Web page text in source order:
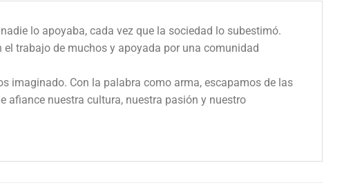
lo apoyaba, cada vez que la sociedad lo subestimó.
trabajo de muchos y apoyada por una comunidad
imaginado. Con la palabra como arma, escapamos de las
afiance nuestra cultura, nuestra pasión y nuestro